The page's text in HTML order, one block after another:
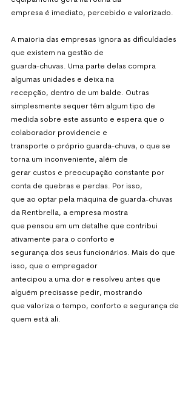
empresa é imediato, percebido e valorizado.
A maioria das empresas ignora as dificuldades
que existem na gestão de
guarda-chuvas. Uma parte delas compra
algumas unidades e deixa na
recepção, dentro de um balde. Outras
simplesmente sequer têm algum tipo de
medida sobre este assunto e espera que o
colaborador providencie e
transporte o próprio guarda-chuva, o que se
torna um inconveniente, além de
gerar custos e preocupação constante por
conta de quebras e perdas. Por isso,
que ao optar pela máquina de guarda-chuvas
da Rentbrella, a empresa mostra
que pensou em um detalhe que contribui
ativamente para o conforto e
segurança dos seus funcionários. Mais do que
isso, que o empregador
antecipou a uma dor e resolveu antes que
alguém precisasse pedir, mostrando
que valoriza o tempo, conforto e segurança de
quem está ali.